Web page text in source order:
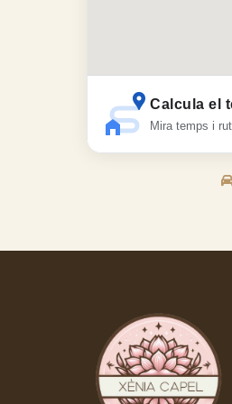
Calcula el
Mira temps i